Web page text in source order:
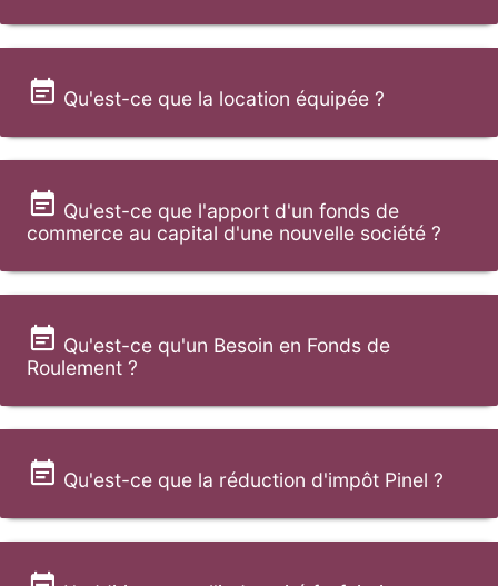
Qu'est-ce que la location équipée ?
Qu'est-ce que l'apport d'un fonds de
commerce au capital d'une nouvelle société ?
Qu'est-ce qu'un Besoin en Fonds de
Roulement ?
Qu'est-ce que la réduction d'impôt Pinel ?